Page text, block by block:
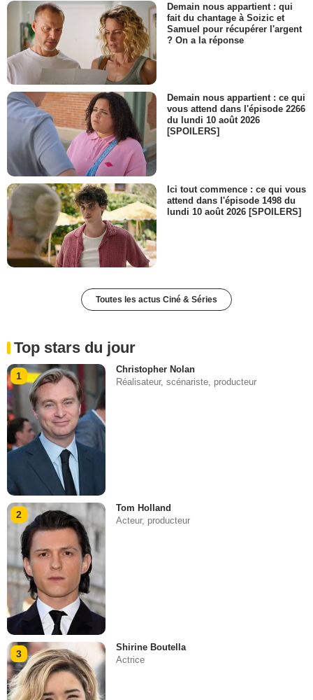
Demain nous appartient : qui
fait du chantage à Soizic et
Samuel pour récupérer l'argent
? On a la réponse
Demain nous appartient : ce qui
vous attend dans l'épisode 2266
du lundi 10 août 2026
[SPOILERS]
Ici tout commence : ce qui vous
attend dans l'épisode 1498 du
lundi 10 août 2026 [SPOILERS]
Toutes les actus Ciné & Séries
Top stars du jour
1
Christopher Nolan
Réalisateur, scénariste, producteur
2
Tom Holland
Acteur, producteur
3
Shirine Boutella
Actrice